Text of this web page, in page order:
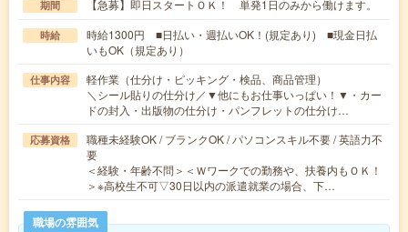
期間 【急募】即日スタートＯＫ！ 単発1日のみから働けます。
時給
時給1300円 ■日払い・週払いOK！(規定あり) ■現金日払
いもOK（規定あり）
仕事内容
軽作業（仕分け・ピッキング・検品、商品管理）
＼シール貼りの仕分け／▼他にもお仕事いっぱい！▼・カー
ドの封入・出版物の仕分け・パンフレットの仕分け…
応募資格
職種未経験OK / ブランクOK / パソコンスキル不要 / 英語力不
要
＜経験・年齢不問＞＜Ｗワークでの勤務や、扶養内もＯＫ！
＞※高校生不可▽30日以内の派遣就業の場合、下…
職場の雰囲気